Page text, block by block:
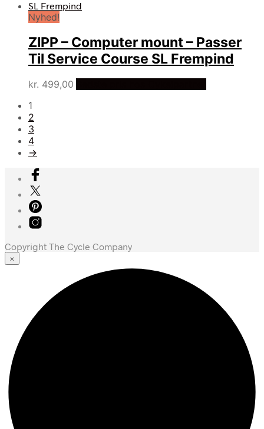
Nyhed!
ZIPP – Computer mount – Passer
Til Service Course SL Frempind
kr. 499,00
1
2
3
4
→
Copyright The Cycle Company
×